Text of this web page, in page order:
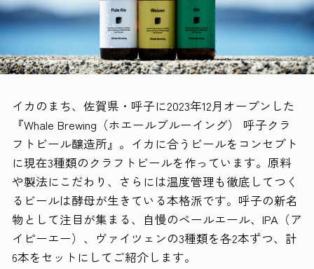
イカのまち、佐賀県・呼子に2023年12月オープンした
『Whale Brewing（ホエールブルーイング） 呼子クラ
フトビール醸造所』。イカに合うビールをコンセプト
に現在3種類のクラフトビールを作っています。原料
や製法にこだわり、さらには温度管理も徹底してつく
るビールは酵母が生きている本格派です。呼子の新名
物として注目が集まる、自慢のペールエール、IPA（ア
イピーエー）、ヴァイツェンの3種類を各2本ずつ、計
6本をセットにしてご紹介します。